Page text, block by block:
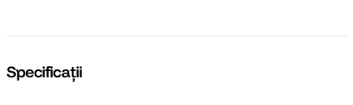
Specificații